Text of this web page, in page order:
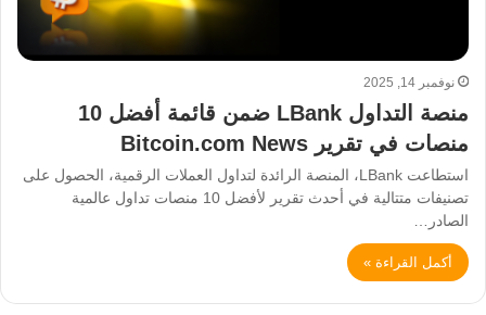
نوفمبر 14, 2025
منصة التداول LBank ضمن قائمة أفضل 10
منصات في تقرير Bitcoin.com News
استطاعت LBank، المنصة الرائدة لتداول العملات الرقمية، الحصول على
تصنيفات متتالية في أحدث تقرير لأفضل 10 منصات تداول عالمية
الصادر…
أكمل القراءة »